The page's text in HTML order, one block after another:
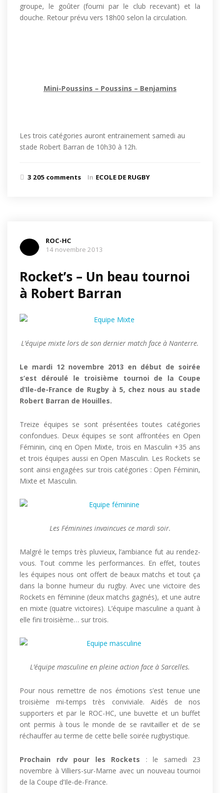
groupe, le goûter (fourni par le club recevant) et la
douche. Retour prévu vers 18h00 selon la circulation.
Mini-Poussins – Poussins – Benjamins
Les trois catégories auront entrainement samedi au
stade Robert Barran de 10h30 à 12h.
3 205 comments In ECOLE DE RUGBY
ROC-HC
14 novembre 2013
Rocket’s – Un beau tournoi
à Robert Barran
L’équipe mixte lors de son dernier match face à Nanterre.
Le mardi 12 novembre 2013 en début de soirée
s’est déroulé le troisième tournoi de la Coupe
d’Ile-de-France de Rugby à 5, chez nous au stade
Robert Barran de Houilles.
Treize équipes se sont présentées toutes catégories
confondues. Deux équipes se sont affrontées en Open
Féminin, cinq en Open Mixte, trois en Masculin +35 ans
et trois équipes aussi en Open Masculin. Les Rockets se
sont ainsi engagées sur trois catégories : Open Féminin,
Mixte et Masculin.
Les Féminines invaincues ce mardi soir.
Malgré le temps très pluvieux, l’ambiance fut au rendez-
vous. Tout comme les performances. En effet, toutes
les équipes nous ont offert de beaux matchs et tout ça
dans la bonne humeur du rugby. Avec une victoire des
Rockets en féminine (deux matchs gagnés), et une autre
en mixte (quatre victoires). L’équipe masculine a quant à
elle fini troisième… sur trois.
L’équipe masculine en pleine action face à Sarcelles.
Pour nous remettre de nos émotions s’est tenue une
troisième mi-temps très conviviale. Aidés de nos
supporters et par le ROC-HC, une buvette et un buffet
ont permis à tous le monde de se ravitailler et de se
réchauffer au terme de cette belle soirée rugbystique.
Prochain rdv pour les Rockets : le samedi 23
novembre à Villiers-sur-Marne avec un nouveau tournoi
de la Coupe d’Ile-de-France.